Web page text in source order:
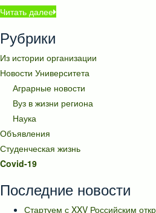
Читать далее
Рубрики
Из истории организации
Новости Университета
Аграрные новости
Вуз в жизни региона
Наука
Объявления
Студенческая жизнь
Covid-19
Последние новости
Стартуем с XXV Российским